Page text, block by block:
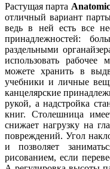
Растущая парта
отличный вариант
ведь в ней есть все
принадлежностей:
раздельными
использовать
можете хранить в
учебники и личные
канцелярские
рукой, а надстройка
книг. Столешница
снижает нагрузку на
повреждений. Угол
и позволяет
рисованием, если